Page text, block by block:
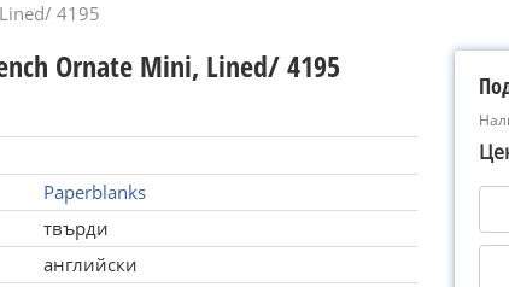
4195
Ornate Mini, Lined/ 4195
Paperblanks
твърди
английски